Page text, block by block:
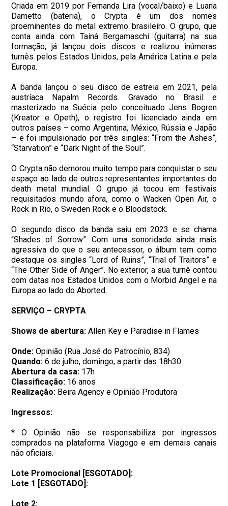
Criada em 2019 por Fernanda Lira (vocal/baixo) e Luana
Dametto (bateria), o Crypta é um dos nomes
proeminentes do metal extremo brasileiro. O grupo, que
conta ainda com Tainá Bergamaschi (guitarra) na sua
formação, já lançou dois discos e realizou inúmeras
turnês pelos Estados Unidos, pela América Latina e pela
Europa.
A banda lançou o seu disco de estreia em 2021, pela
austríaca Napalm Records. Gravado no Brasil e
masterizado na Suécia pelo conceituado Jens Bogren
(Kreator e Opeth), o registro foi licenciado ainda em
outros países – como Argentina, México, Rússia e Japão
– e foi impulsionado por três singles: “From the Ashes”,
“Starvation” e “Dark Night of the Soul”.
O Crypta não demorou muito tempo para conquistar o seu
espaço ao lado de outros representantes importantes do
death metal mundial. O grupo já tocou em festivais
requisitados mundo afora, como o Wacken Open Air, o
Rock in Rio, o Sweden Rock e o Bloodstock.
O segundo disco da banda saiu em 2023 e se chama
“Shades of Sorrow”. Com uma sonoridade ainda mais
agressiva do que o seu antecessor, o álbum tem como
destaque os singles “Lord of Ruins”, “Trial of Traitors” e
“The Other Side of Anger”. No exterior, a sua turnê contou
com datas nos Estados Unidos com o Morbid Angel e na
Europa ao lado do Aborted.
SERVIÇO – CRYPTA
Shows de abertura:Allen Key e Paradise in Flames
Onde:Opinião (Rua José do Patrocínio, 834)
Quando: 6 de julho, domingo, a partir das 18h30
Abertura da casa: 17h
Classificação: 16 anos
Realização: Beira Agency e Opinião Produtora
Ingressos:
* O Opinião não se responsabiliza por ingressos
comprados na plataforma Viagogo e em demais canais
não oficiais.
Lote Promocional [ESGOTADO]:
Lote 1 [ESGOTADO]:
Lote 2: